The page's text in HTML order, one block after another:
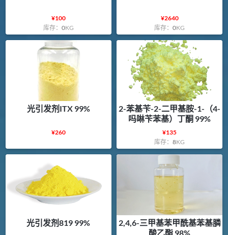
¥100
库存： 0KG
¥2640
库存：0KG
光引发剂ITX 99%
¥260
2-苯基苄-2-二甲基胺-1-（4-
吗啉苄苯基）丁酮 99%
¥135
库存：8KG
光引发剂819 99%
2,4,6-三甲基苯甲酰基苯基膦
酸乙酯 98%